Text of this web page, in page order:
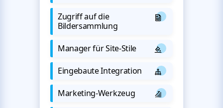
Zugriff auf die
Bildersammlung
Manager für Site-Stile
Eingebaute Integration
Marketing-Werkzeug